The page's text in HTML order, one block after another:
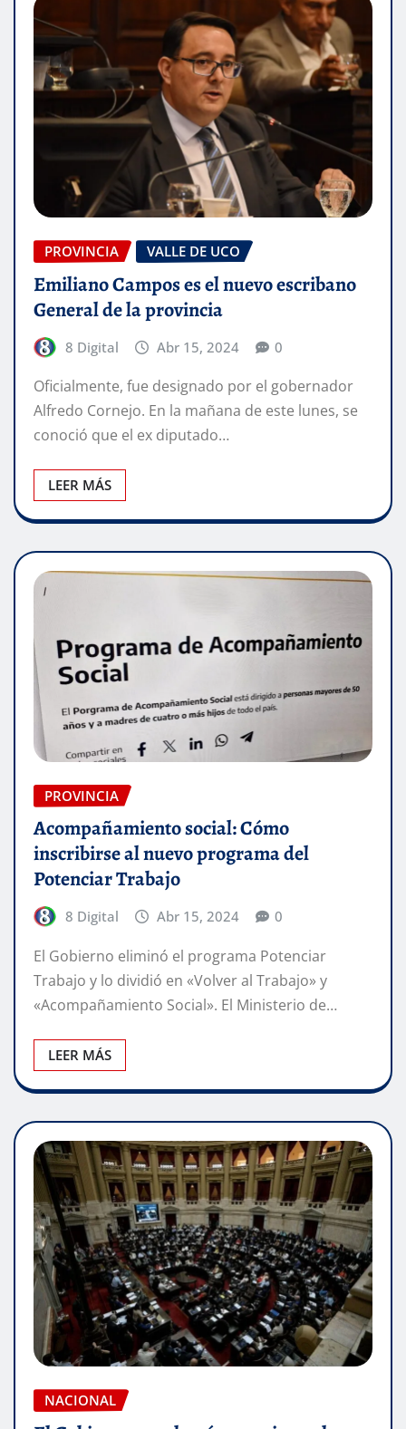
PROVINCIA VALLE DE UCO
Emiliano Campos es el nuevo escribano
General de la provincia
8 Digital Abr 15, 2024 0
Oficialmente, fue designado por el gobernador
Alfredo Cornejo. En la mañana de este lunes, se
conoció que el ex diputado…
LEER MÁS
PROVINCIA
Acompañamiento social: Cómo
inscribirse al nuevo programa del
Potenciar Trabajo
8 Digital Abr 15, 2024 0
El Gobierno eliminó el programa Potenciar
Trabajo y lo dividió en «Volver al Trabajo» y
«Acompañamiento Social». El Ministerio de…
LEER MÁS
NACIONAL